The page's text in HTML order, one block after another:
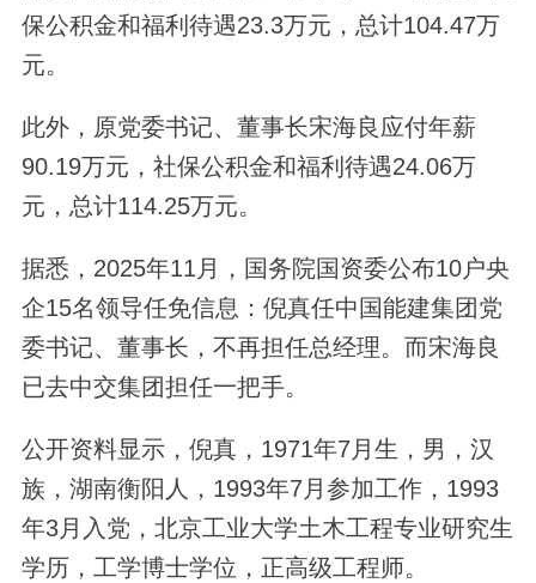
保公积金和福利待遇23.3万元，总计104.47万
元。
此外，原党委书记、董事长宋海良应付年薪
90.19万元，社保公积金和福利待遇24.06万
元，总计114.25万元。
据悉，2025年11月，国务院国资委公布10户央
企15名领导任免信息：倪真任中国能建集团党
委书记、董事长，不再担任总经理。而宋海良
已去中交集团担任一把手。
公开资料显示，倪真，1971年7月生，男，汉
族，湖南衡阳人，1993年7月参加工作，1993
年3月入党，北京工业大学土木工程专业研究生
学历，工学博士学位，正高级工程师。